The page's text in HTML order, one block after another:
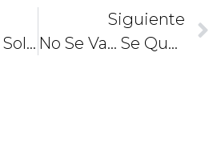
Homilía En La Solemnidad De La Anunciación
Siguiente
No Se Va… Se Queda En Nuestros Corazones